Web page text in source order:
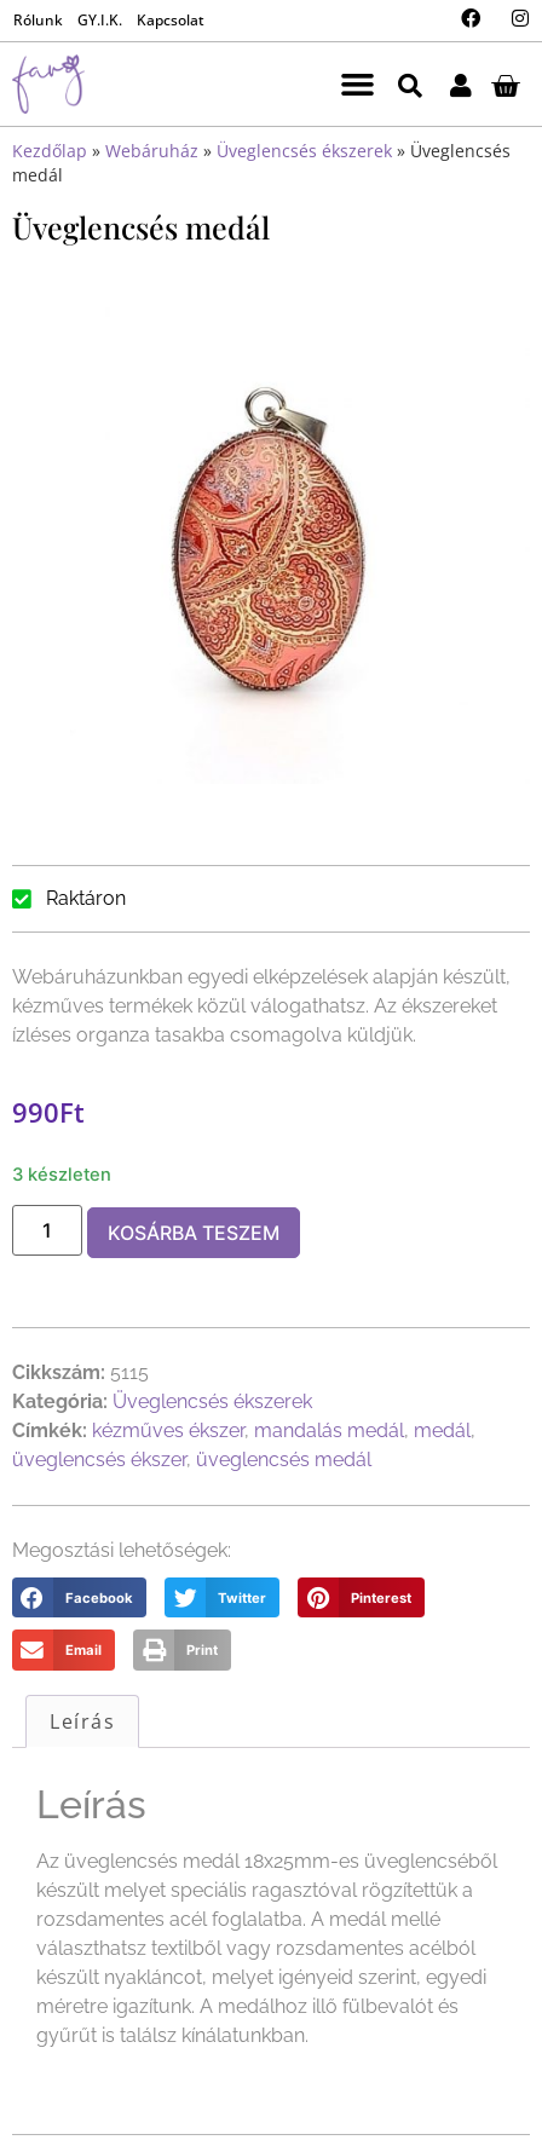
Rólunk GY.I.K. Kapcsolat
Kezdőlap » Webáruház » Üveglencsés ékszerek » Üveglencsés
medál
Üveglencsés medál
Raktáron
Webáruházunkban egyedi elképzelések alapján készült,
kézműves termékek közül válogathatsz. Az ékszereket
ízléses organza tasakba csomagolva küldjük.
990Ft
3 készleten
KOSÁRBA TESZEM
Cikkszám: 5115
Kategória: Üveglencsés ékszerek
Címkék: kézműves ékszer, mandalás medál, medál,
üveglencsés ékszer, üveglencsés medál
Megosztási lehetőségek:
Facebook Twitter Pinterest
Email Print
Leírás
Leírás
Az üveglencsés medál 18x25mm-es üveglencséből
készült melyet speciális ragasztóval rögzítettük a
rozsdamentes acél foglalatba. A medál mellé
választhatsz textilből vagy rozsdamentes acélból
készült nyakláncot, melyet igényeid szerint, egyedi
méretre igazítunk. A medálhoz illő fülbevalót és
gyűrűt is találsz kínálatunkban.